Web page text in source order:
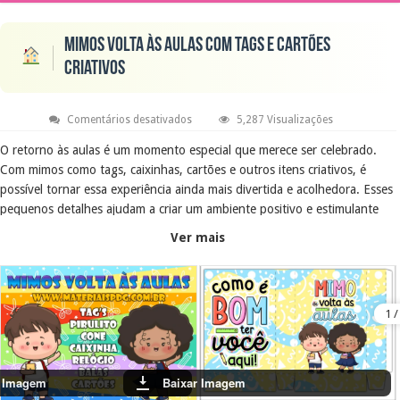
Mimos volta às aulas com tags e cartões
criativos
Comentários desativadosem
às
aulas
tags
e
criativos
5,287 Visualizações
O retorno às aulas é um momento especial que merece ser celebrado.
Com mimos como tags, caixinhas, cartões e outros itens criativos, é
possível tornar essa experiência ainda mais divertida e acolhedora. Esses
pequenos detalhes ajudam a criar um ambiente positivo e estimulante
Objetivo Educacional
Este material visa incentivar a criatividade e a personalização na volta às
aulas. Ao utilizar mimos, os educadores podem promover um clima de
alegria e pertencimento, facilitando a adaptação dos alunos ao novo ano
letivo.
Ver mais
Baixar Imagem